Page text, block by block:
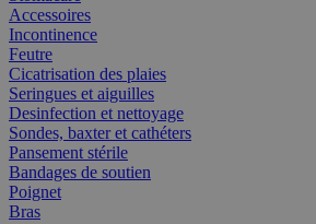
Accessoires
Incontinence
Feutre
Cicatrisation des plaies
Seringues et aiguilles
Desinfection et nettoyage
Sondes, baxter et cathéters
Pansement stérile
Bandages de soutien
Poignet
Bras